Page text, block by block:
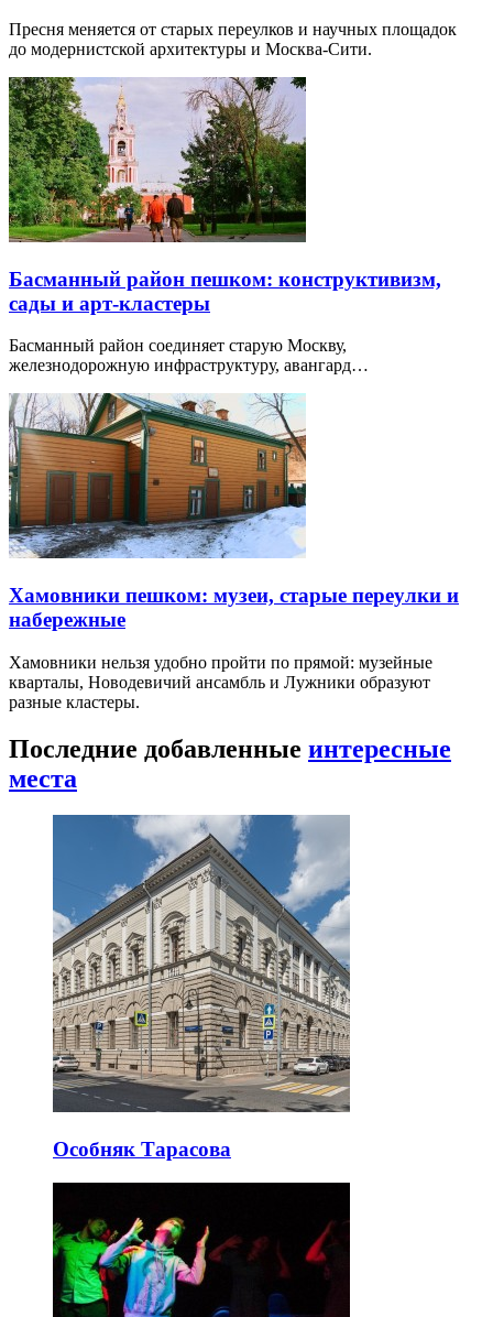
Пресня меняется от старых переулков и научных площадок
до модернистской архитектуры и Москва-Сити.
Басманный район пешком: конструктивизм,
сады и арт-кластеры
Басманный район соединяет старую Москву,
железнодорожную инфраструктуру, авангард…
Хамовники пешком: музеи, старые переулки и
набережные
Хамовники нельзя удобно пройти по прямой: музейные
кварталы, Новодевичий ансамбль и Лужники образуют
разные кластеры.
Последние добавленные интересные
места
Особняк Тарасова